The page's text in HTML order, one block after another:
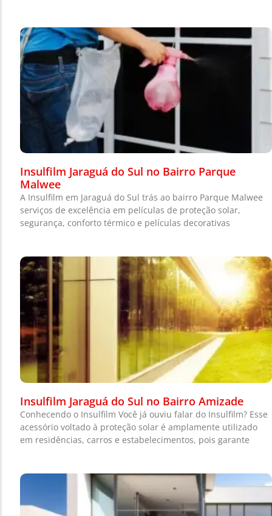
Insulfilm Jaraguá do Sul no Bairro Parque
Malwee
A Insulfilm em Jaraguá do Sul trás ao bairro Parque Malwee
serviços de excelência em películas de proteção solar,
segurança, conforto térmico e películas decorativas
Insulfilm Jaraguá do Sul no Bairro Amizade
Conhecendo o Insulfilm Você já ouviu falar do Insulfilm? Esse
acessório voltado à proteção solar é amplamente utilizado
em residências, carros e estabelecimentos, pois garante